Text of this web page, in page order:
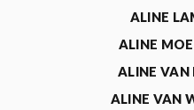
ALINE
ALINE
ALINE VAN
ALINE VAN